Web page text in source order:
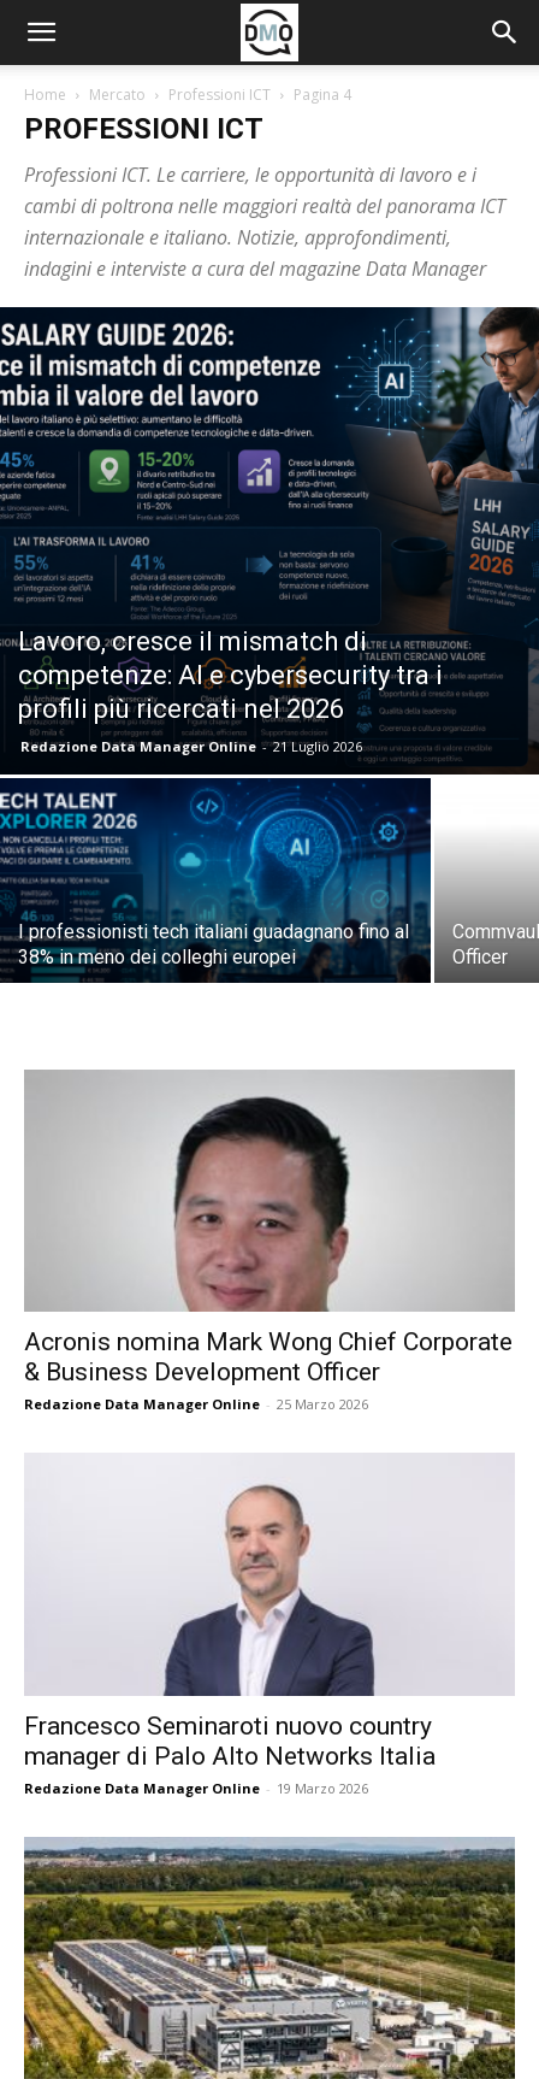
Home Mercato Professioni ICT Pagina 4
PROFESSIONI ICT
Professioni ICT. Le carriere, le opportunità di lavoro e i
cambi di poltrona nelle maggiori realtà del panorama ICT
internazionale e italiano. Notizie, approfondimenti,
indagini e interviste a cura del magazine Data Manager
Lavoro, cresce il mismatch di
competenze: AI e cybersecurity tra i
profili più ricercati nel 2026
Redazione Data Manager Online - 21 Luglio 2026
I professionisti tech italiani guadagnano fino al
38% in meno dei colleghi europei
Officer
Acronis nomina Mark Wong Chief Corporate
& Business Development Officer
Redazione Data Manager Online - 25 Marzo 2026
Francesco Seminaroti nuovo country
manager di Palo Alto Networks Italia
Redazione Data Manager Online - 19 Marzo 2026